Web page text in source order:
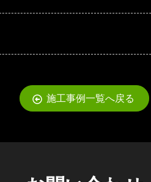
施工事例一覧へ戻る